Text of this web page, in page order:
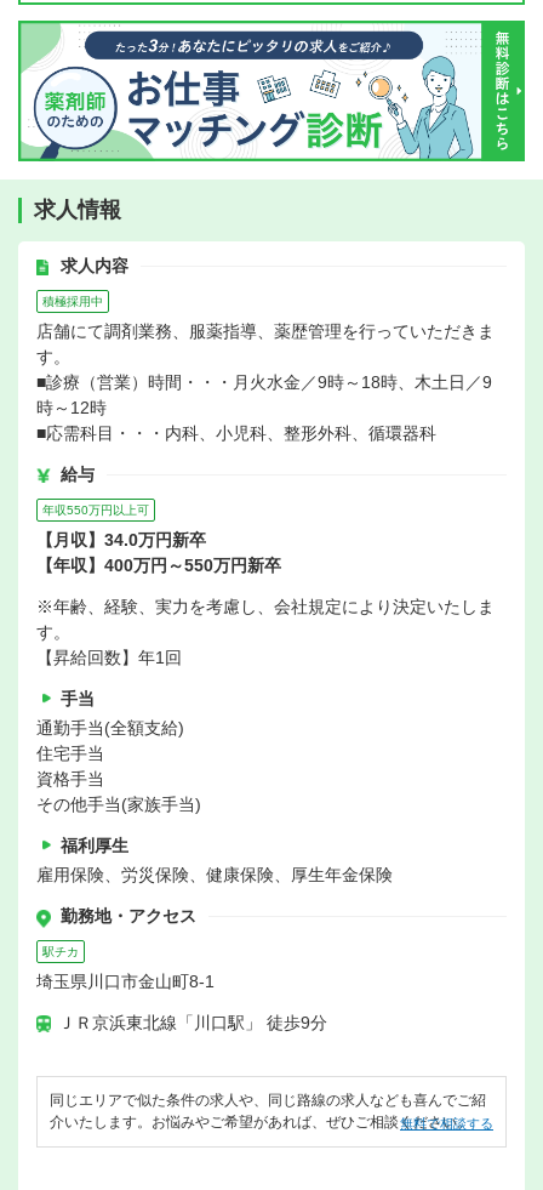
求人情報
求人内容
積極採用中
店舗にて調剤業務、服薬指導、薬歴管理を行っていただきま
す。
■診療（営業）時間・・・月火水金／9時～18時、木土日／9
時～12時
■応需科目・・・内科、小児科、整形外科、循環器科
給与
年収550万円以上可
【月収】34.0万円新卒
【年収】400万円～550万円新卒
※年齢、経験、実力を考慮し、会社規定により決定いたしま
す。
【昇給回数】年1回
手当
通勤手当(全額支給)
住宅手当
資格手当
その他手当(家族手当)
福利厚生
雇用保険、労災保険、健康保険、厚生年金保険
勤務地・アクセス
駅チカ
埼玉県川口市金山町8-1
ＪＲ京浜東北線「川口駅」 徒歩9分
同じエリアで似た条件の求人や、同じ路線の求人なども喜んでご紹
介いたします。お悩みやご希望があれば、ぜひご相談ください。
無料で相談する